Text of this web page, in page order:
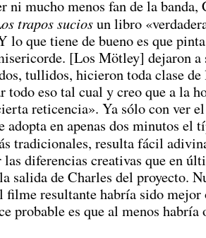
ni mucho menos fan de la banda,
trapos suciosun libro
lo que tiene de bueno es que
[Los Mötley] dejaron a
tullidos, hicieron toda clase de
todo eso tal cual y creo que a la
reticencia». Ya sólo con ver
adopta en apenas dos minutos el
tradicionales, resulta fácil
diferencias creativas que en
salida de Charles del proyecto.
filme resultante habría sido mejor
probable es que al menos